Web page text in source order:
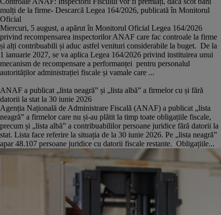
mulți de la firme- Descarcă Legea 164/2026, publicată în Monitorul
Oficial
Miercuri, 5 august, a apărut în Monitorul Oficial Legea 164/2026
privind recompensarea inspectorilor ANAF care fac controale la firme
și alți contribuabili și aduc astfel venituri considerabile la buget. De la
1 ianuarie 2027, se va aplica Legea 164/2026 privind instituirea unui
mecanism de recompensare a performanței pentru personalul
autorităților administrației fiscale și vamale care ...
ANAF a publicat „lista neagră” și „lista albă” a firmelor cu și fără
datorii la stat la 30 iunie 2026
Agenția Națională de Administrare Fiscală (ANAF) a publicat „lista
neagră” a firmelor care nu și-au plătit la timp toate obligațiile fiscale,
precum și „lista albă” a contribuabililor persoane juridice fără datorii la
stat. Lista face referire la situația de la 30 iunie 2026. Pe „lista neagră”
apar 48.107 persoane juridice cu datorii fiscale restante. Obligațiile...